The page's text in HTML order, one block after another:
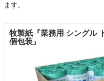
ます。
牧製紙『業務用 シングル
個包装』